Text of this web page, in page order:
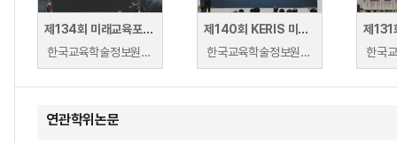
제134회 미래교육포럼 · 공군 HRD 발전 세미나
한국교육학술정보원 | 정광훈(한국교육학술정보원), 조영탁(휴넷), 임철일(서울대학교), 이희수(중앙대학교)
제140회 KERIS 미래교육포럼 · 2019 공군 HRD 발전 세미나
한국교육학술정보원 | 홍정민 연구소장(㈜휴넷), 정광훈(KERIS 교육데이터정책부).
연관학위논문